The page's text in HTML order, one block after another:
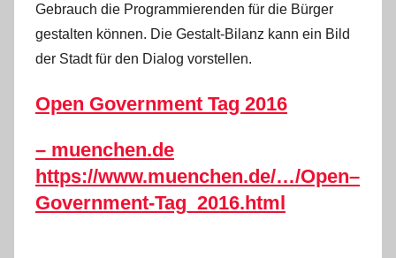
Gebrauch die Programmierenden für die Bürger
gestalten können. Die Gestalt-Bilanz kann ein Bild
der Stadt für den Dialog vorstellen.
Open Government Tag 2016
– muenchen.de
https://www.muenchen.de/…/Open–
Government-Tag_ 2016.html